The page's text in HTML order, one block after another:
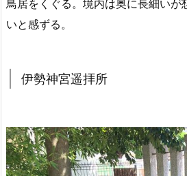
鳥居をくぐる。境内は奥に長細いが
いと感ずる。
伊勢神宮遥拝所